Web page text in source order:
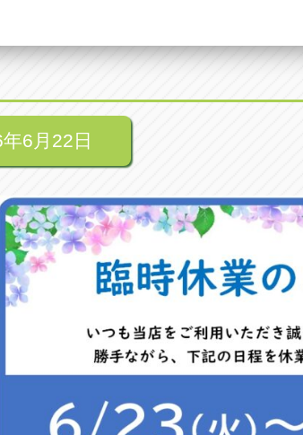
ト
号店
店
アップル小牧店
アップル尾張旭店
愛知県尾張旭市印場元町5-2-8
市店
午起3丁目1番3号
アップル世田
東京都世田谷
6月22日